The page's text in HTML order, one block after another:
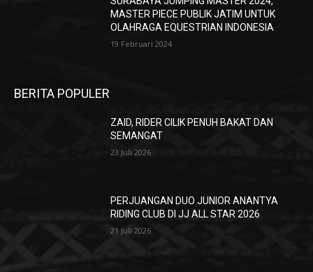
MASTER PIECE PUBLIK JATIM UNTUK
OLAHRAGA EQUESTRIAN INDONESIA
19 Februari 2024
BERITA POPULER
ZAID, RIDER CILIK PENUH BAKAT DAN
SEMANGAT
23 Juli 2026
PERJUANGAN DUO JUNIOR ANANTYA
RIDING CLUB DI JJ ALL STAR 2026
21 Juli 2026